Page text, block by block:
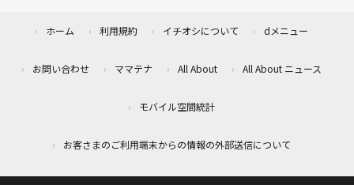
ホーム 利用規約 イチオシについて dメニュー
お問い合わせ ママテナ All About All About ニュース
モバイル空間統計
お客さまのご利用端末からの情報の外部送信について